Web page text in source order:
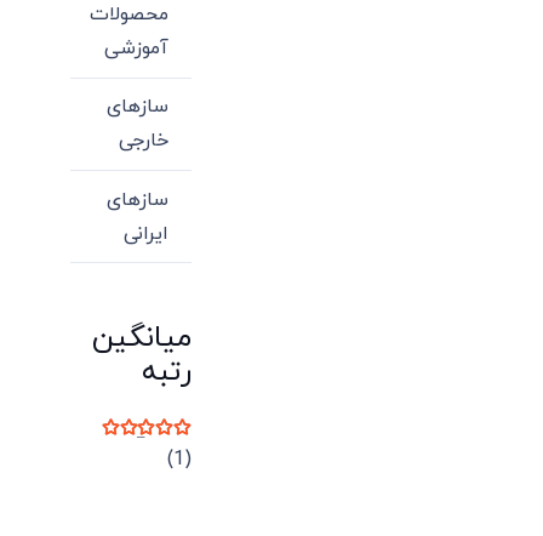
محصولات
آموزشی
سازهای
خارجی
سازهای
ایرانی
میانگین
رتبه
نمره 5 (1)